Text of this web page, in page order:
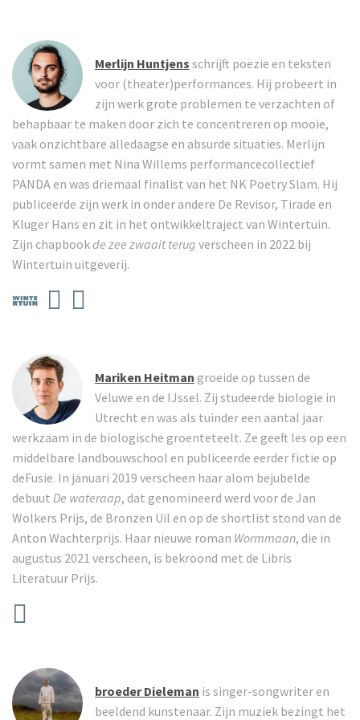
Merlijn Huntjens schrijft poëzie en teksten
voor (theater)performances. Hij probeert in
zijn werk grote problemen te verzachten of
behapbaar te maken door zich te concentreren op mooie,
vaak onzichtbare alledaagse en absurde situaties. Merlijn
vormt samen met Nina Willems performancecollectief
PANDA en was driemaal finalist van het NK Poetry Slam. Hij
publiceerde zijn werk in onder andere De Revisor, Tirade en
Kluger Hans en zit in het ontwikkeltraject van Wintertuin.
Zijn chapbookde zee zwaait terug verscheen in 2022 bij
Wintertuin uitgeverij.
Mariken Heitman groeide op tussen de
Veluwe en de IJssel. Zij studeerde biologie in
Utrecht en was als tuinder een aantal jaar
werkzaam in de biologische groenteteelt. Ze geeft les op een
middelbare landbouwschool en publiceerde eerder fictie op
deFusie. In januari 2019 verscheen haar alom bejubelde
debuut De wateraap, dat genomineerd werd voor de Jan
Wolkers Prijs, de Bronzen Uil en op de shortlist stond van de
Anton Wachterprijs. Haar nieuwe roman Wormmaan, die in
augustus 2021 verscheen, is bekroond met de Libris
Literatuur Prijs.
broeder Dieleman is singer-songwriter en
beeldend kunstenaar. Zijn muziek bezingt het